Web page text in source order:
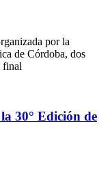
por la
de Córdoba, dos
final
30° Edición de